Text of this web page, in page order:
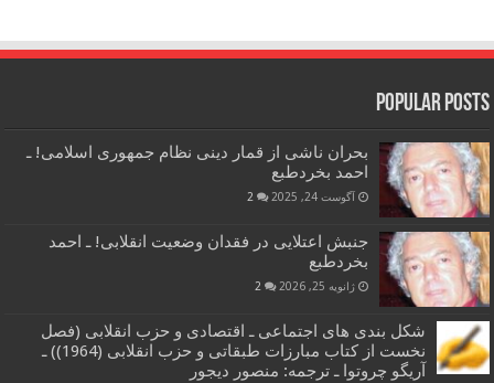
Popular Posts
بحران ناشی از قمار دینی نظام جمهوری اسلامی! ـ
احمد بخردطبع
آگوست 24, 2025 2
جنبش اعتلایی در فقدان وضعیت انقلابی! ـ احمد
بخردطبع
ژانویه 25, 2026 2
شکل بندی های اجتماعی ـ اقتصادی و حزب انقلابی (فصل
نخست از کتاب مبارزات طبقاتی و حزب انقلابی (1964)) ـ
آریگو چروتوا ـ ترجمه: منصور دیجور